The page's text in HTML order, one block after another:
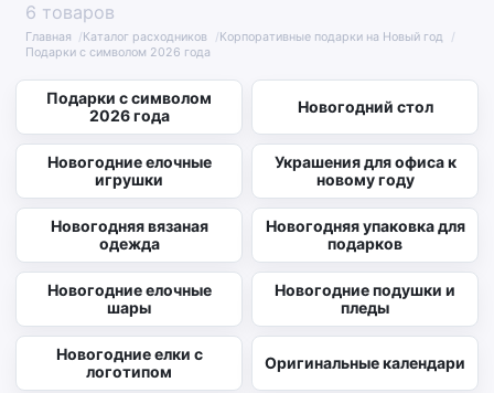
6 товаров
Главная Каталог расходников
Корпоративные подарки на Новый год
Подарки с символом 2026 года
Подарки с символом
2026 года
Новогодний стол
Новогодние елочные
игрушки
Украшения для офиса к
новому году
Новогодняя вязаная
одежда
Новогодняя упаковка для
подарков
Новогодние елочные
шары
Новогодние подушки и
пледы
Новогодние елки с
логотипом
Оригинальные календари